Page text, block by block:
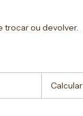
trocar ou devolver.
Calcular